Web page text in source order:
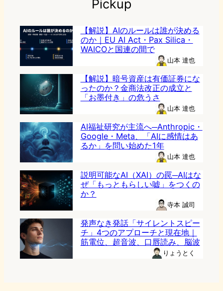
Pickup
【解説】AIのルールは誰が決める
のか｜EU AI Act・Pax Silica・
WAICOと国連の間で
山本 達也
【解説】暗号資産は有価証券にな
ったのか？金商法改正の成立と
「お墨付き」の危うさ
山本 達也
AI福祉研究が主流へ─Anthropic・
Google・Meta、「AIに感情はあ
るか」を問い始めた1年
山本 達也
説明可能なAI（XAI）の罠─AIはな
ぜ「もっともらしい嘘」をつくの
か？
寺本 誠司
発声なき発話「サイレントスピー
チ」4つのアプローチと現在地｜
筋電位、超音波、口唇読み、脳波
りょうとく